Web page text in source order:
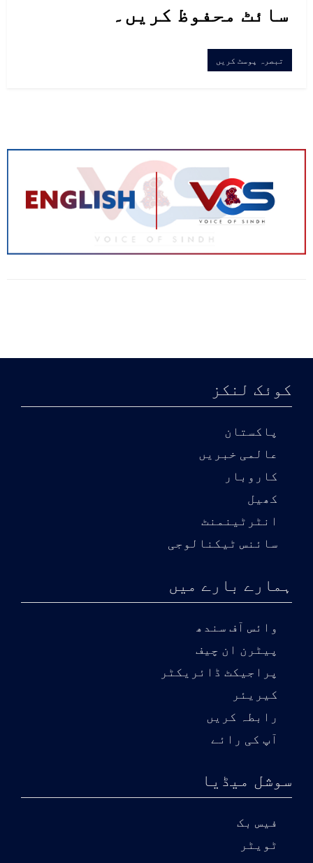
سائٹ محفوظ کریں۔
کوئک لنکز
پاکستان
عالمی خبریں
کاروبار
کھیل
انٹرٹینمنٹ
سائنس ٹیکنالوجی
ہمارے بارے میں
وائس آف سندھ
پیٹرن ان چیف
پراجیکٹ ڈائریکٹر
کیریئر
رابطہ کریں
آپ کی رائے
سوشل میڈیا
فیس بک
ٹویٹر